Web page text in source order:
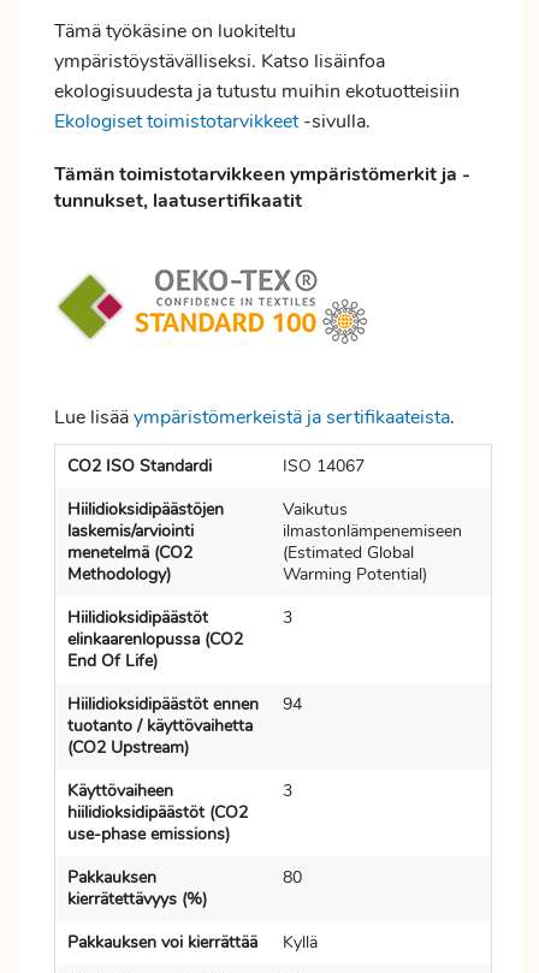
Tämä työkäsine on luokiteltu
ympäristöystävälliseksi. Katso lisäinfoa
ekologisuudesta ja tutustu muihin ekotuotteisiin
Ekologiset toimistotarvikkeet-sivulla.
Tämän toimistotarvikkeen ympäristömerkit ja -
tunnukset, laatusertifikaatit
Lue lisääympäristömerkeistä ja sertifikaateista.
CO2 ISO Standardi
ISO 14067
Hiilidioksidipäästöjen
laskemis/arviointi
menetelmä (CO2
Methodology)
Vaikutus
ilmastonlämpenemiseen
(Estimated Global
Warming Potential)
Hiilidioksidipäästöt
elinkaarenlopussa (CO2
End Of Life)
3
Hiilidioksidipäästöt ennen
tuotanto / käyttövaihetta
(CO2 Upstream)
94
Käyttövaiheen
hiilidioksidipäästöt (CO2
use-phase emissions)
3
Pakkauksen
kierrätettävyys (%)
80
Pakkauksen voi kierrättää
Kyllä